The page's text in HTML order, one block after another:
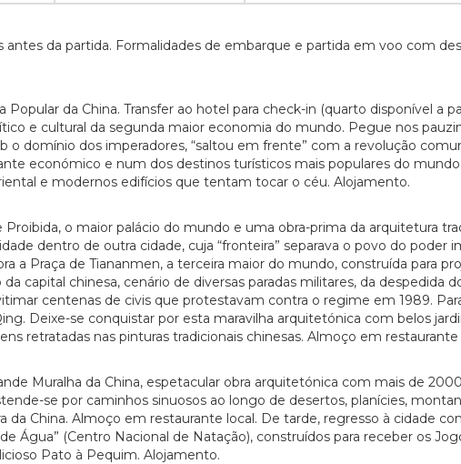
da partida. Formalidades de embarque e partida em voo com
da China. Transfer ao hotel para check-in (quarto disponível a
e cultural da segunda maior economia do mundo. Pegue nos
o domínio dos imperadores, “saltou em frente” com a revolução
económico e num dos destinos turísticos mais populares do
e modernos edifícios que tentam tocar o céu. Alojamento.
o maior palácio do mundo e uma obra-prima da arquitetura
dentro de outra cidade, cuja “fronteira” separava o povo do poder
a Praça de Tiananmen, a terceira maior do mundo, construída para
capital chinesa, cenário de diversas paradas militares, da despedida
centenas de civis que protestavam contra o regime em 1989.
Deixe-se conquistar por esta maravilha arquitetónica com belos
retratadas nas pinturas tradicionais chinesas. Almoço em
Muralha da China, espetacular obra arquitetónica com mais de
se por caminhos sinuosos ao longo de desertos, planícies,
China. Almoço em restaurante local. De tarde, regresso à cidade
de Água” (Centro Nacional de Natação), construídos para receber os
Pato à Pequim. Alojamento.